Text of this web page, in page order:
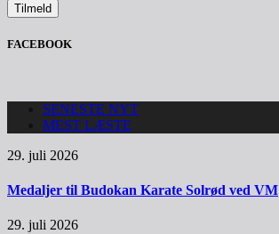
FACEBOOK
SENESTE NYT
MEST LÆSTE
29. juli 2026
Medaljer til Budokan Karate Solrød ved VM
29. juli 2026